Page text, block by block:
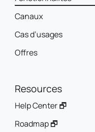
Canaux
Cas d’usages
Offres
Resources
Help Center 🗗
Roadmap 🗗